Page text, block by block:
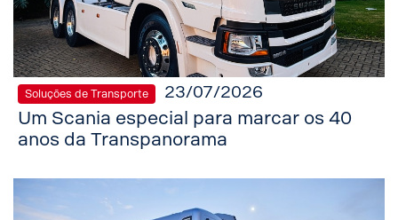
Soluções de Transporte 23/07/2026
Um Scania especial para marcar os 40
anos da Transpanorama